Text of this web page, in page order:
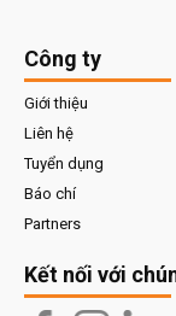
Công ty
Giới thiệu
Liên hệ
Tuyển dụng
Báo chí
Partners
Kết nối với